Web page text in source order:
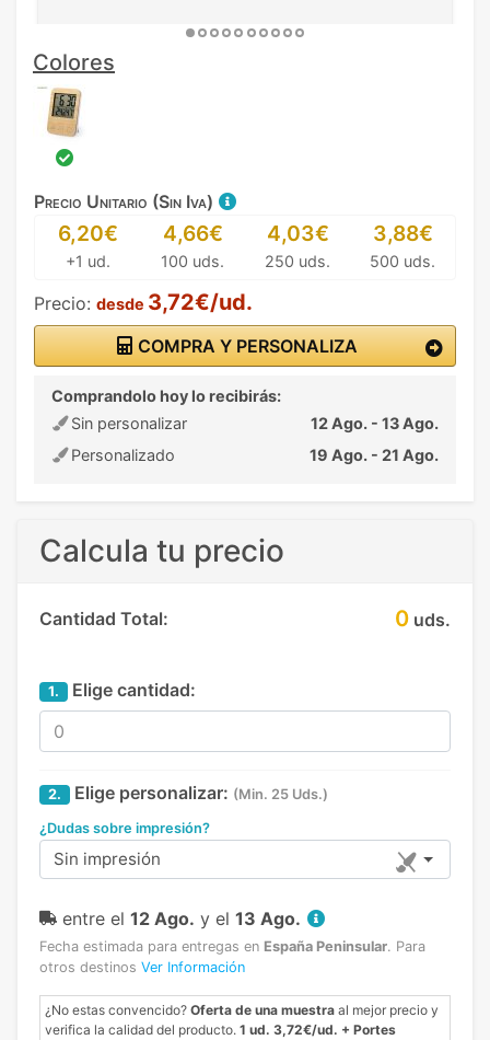
Colores
Precio Unitario (Sin Iva)
6,20€
+1 ud.
4,66€
100 uds.
4,03€
250 uds.
3,88€
500 uds.
Precio: desde 3,72€/ud.
COMPRA Y PERSONALIZA
Comprandolo hoy lo recibirás:
Sin personalizar
12 Ago. - 13 Ago.
Personalizado
19 Ago. - 21 Ago.
Calcula tu precio
Cantidad Total: 0 uds.
1. Elige cantidad:
2. Elige personalizar: (Min. 25 Uds.)
¿Dudas sobre impresión?
Sin impresión
entre el 12 Ago. y el 13 Ago.
Fecha estimada para entregas en España Peninsular. Para
otros destinos Ver Información
¿No estas convencido? Oferta de una muestra al mejor precio y
verifica la calidad del producto. 1 ud. 3,72€/ud. + Portes